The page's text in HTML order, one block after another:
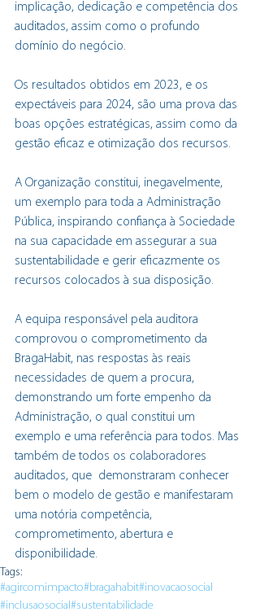
implicação, dedicação e competência dos
auditados, assim como o profundo
domínio do negócio.
Os resultados obtidos em 2023, e os
expectáveis para 2024, são uma prova das
boas opções estratégicas, assim como da
gestão eficaz e otimização dos recursos.
A Organização constitui, inegavelmente,
um exemplo para toda a Administração
Pública, inspirando confiança à Sociedade
na sua capacidade em assegurar a sua
sustentabilidade e gerir eficazmente os
recursos colocados à sua disposição.
A equipa responsável pela auditora
comprovou o comprometimento da
BragaHabit, nas respostas às reais
necessidades de quem a procura,
demonstrando um forte empenho da
Administração, o qual constitui um
exemplo e uma referência para todos. Mas
também de todos os colaboradores
auditados, que  demonstraram conhecer
bem o modelo de gestão e manifestaram
uma notória competência,
comprometimento, abertura e
disponibilidade.
Tags:
#agircomimpacto#bragahabit#inovacaosocial
#inclusaosocial#sustentabilidade